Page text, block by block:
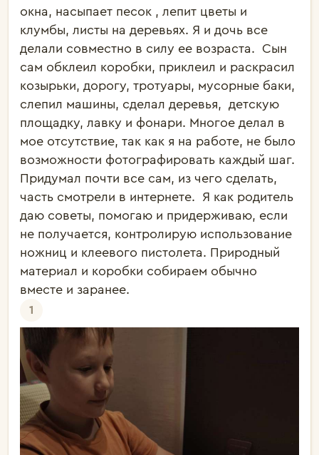
окна, насыпает песок , лепит цветы и
клумбы, листы на деревьях. Я и дочь все
делали совместно в силу ее возраста.  Сын
сам обклеил коробки, приклеил и раскрасил
козырьки, дорогу, тротуары, мусорные баки,
слепил машины, сделал деревья,  детскую
площадку, лавку и фонари. Многое делал в
мое отсутствие, так как я на работе, не было
возможности фотографировать каждый шаг.
Придумал почти все сам, из чего сделать,
часть смотрели в интернете.  Я как родитель
даю советы, помогаю и придерживаю, если
не получается, контролирую использование
ножниц и клеевого пистолета. Природный
материал и коробки собираем обычно
1